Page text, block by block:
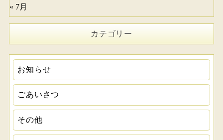
« 7月
カテゴリー
お知らせ
ごあいさつ
その他